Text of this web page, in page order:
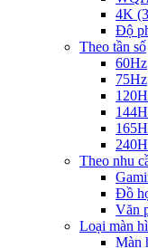
4K
Độ
Theo tần số
60Hz
75Hz
Theo nhu
Đồ
Văn
Loại màn
Màn